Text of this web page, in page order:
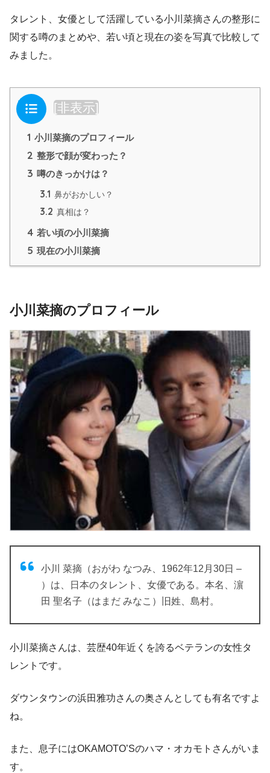
タレント、女優として活躍している小川菜摘さんの整形に
関する噂のまとめや、若い頃と現在の姿を写真で比較して
みました。
目次 [非表示]
1 小川菜摘のプロフィール
2 整形で顔が変わった？
3 噂のきっかけは？
3.1 鼻がおかしい？
3.2 真相は？
4 若い頃の小川菜摘
5 現在の小川菜摘
小川菜摘のプロフィール
小川 菜摘（おがわ なつみ、1962年12月30日 –
）は、日本のタレント、女優である。本名、濵
田 聖名子（はまだ みなこ）旧姓、島村。
小川菜摘さんは、芸歴40年近くを誇るベテランの女性タ
レントです。
ダウンタウンの浜田雅功さんの奥さんとしても有名ですよ
ね。
また、息子にはOKAMOTO’Sのハマ・オカモトさんがいま
す。